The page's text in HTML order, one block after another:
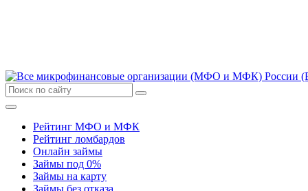
Рейтинг МФО и МФК
Рейтинг ломбардов
Онлайн займы
Займы под 0%
Займы на карту